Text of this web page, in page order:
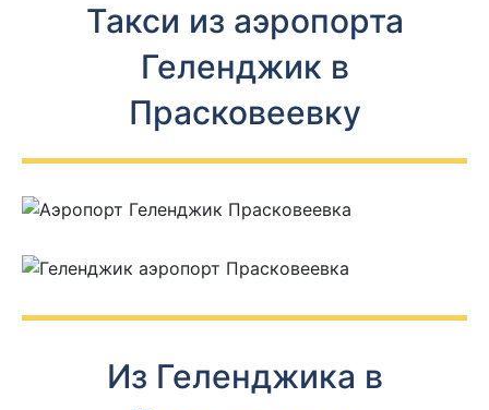
Такси из аэропорта
Геленджик в
Прасковеевку
Из Геленджика в